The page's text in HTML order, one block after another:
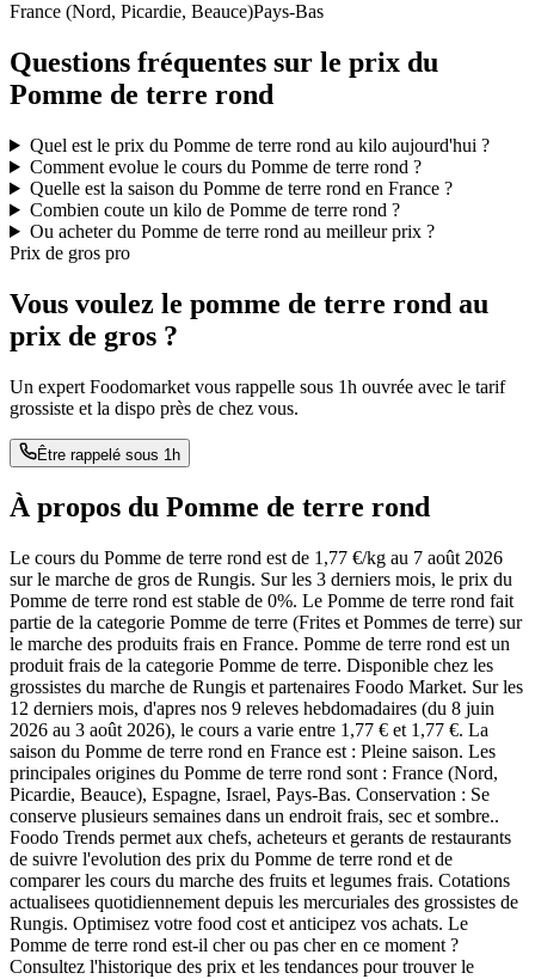
France (Nord, Picardie, Beauce)Pays-Bas
Questions fréquentes sur le prix du
Pomme de terre rond
Quel est le prix du Pomme de terre rond au kilo aujourd'hui ?
Comment evolue le cours du Pomme de terre rond ?
Quelle est la saison du Pomme de terre rond en France ?
Combien coute un kilo de Pomme de terre rond ?
Ou acheter du Pomme de terre rond au meilleur prix ?
Prix de gros pro
Vous voulez le pomme de terre rond au
prix de gros ?
Un expert Foodomarket vous rappelle sous 1h ouvrée avec le tarif
grossiste et la dispo près de chez vous.
Être rappelé sous 1h
À propos du Pomme de terre rond
Le cours du Pomme de terre rond est de 1,77 €/kg au 7 août 2026
sur le marche de gros de Rungis. Sur les 3 derniers mois, le prix du
Pomme de terre rond est stable de 0%. Le Pomme de terre rond fait
partie de la categorie Pomme de terre (Frites et Pommes de terre) sur
le marche des produits frais en France. Pomme de terre rond est un
produit frais de la categorie Pomme de terre. Disponible chez les
grossistes du marche de Rungis et partenaires Foodo Market. Sur les
12 derniers mois, d'apres nos 9 releves hebdomadaires (du 8 juin
2026 au 3 août 2026), le cours a varie entre 1,77 € et 1,77 €. La
saison du Pomme de terre rond en France est : Pleine saison. Les
principales origines du Pomme de terre rond sont : France (Nord,
Picardie, Beauce), Espagne, Israel, Pays-Bas. Conservation : Se
conserve plusieurs semaines dans un endroit frais, sec et sombre..
Foodo Trends permet aux chefs, acheteurs et gerants de restaurants
de suivre l'evolution des prix du Pomme de terre rond et de
comparer les cours du marche des fruits et legumes frais. Cotations
actualisees quotidiennement depuis les mercuriales des grossistes de
Rungis. Optimisez votre food cost et anticipez vos achats. Le
Pomme de terre rond est-il cher ou pas cher en ce moment ?
Consultez l'historique des prix et les tendances pour trouver le